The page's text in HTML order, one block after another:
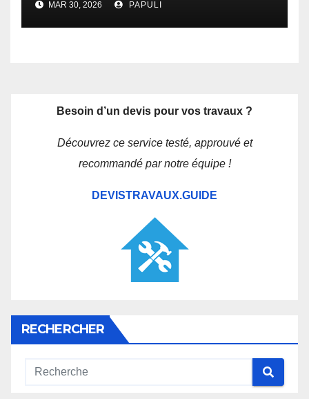
MAR 30, 2026 PAPULI
Besoin d’un devis pour vos travaux ?
Découvrez ce service testé, approuvé et
recommandé par notre équipe !
DEVISTRAVAUX.GUIDE
RECHERCHER